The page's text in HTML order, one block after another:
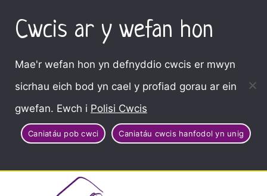
Cwcis ar y wefan hon
Mae'r wefan hon yn defnyddio cwcis er mwyn
sicrhau eich bod yn cael y profiad gorau ar ein
gwefan. Ewch i Polisi Cwcis
Caniatáu pob cwci Caniatáu cwcis hanfodol yn unig